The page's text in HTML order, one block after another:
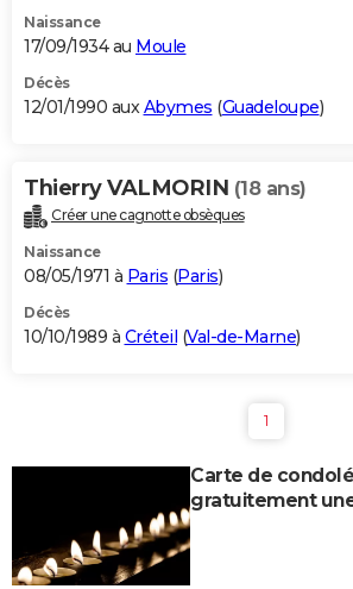
Naissance
17/09/1934 au Moule
Décès
12/01/1990 auxAbymes (Guadeloupe)
Thierry VALMORIN (18 ans)
Créer une cagnotte obsèques
Naissance
08/05/1971 à Paris (Paris)
Décès
10/10/1989 à Créteil (Val-de-Marne)
1
Carte de
gratuitement